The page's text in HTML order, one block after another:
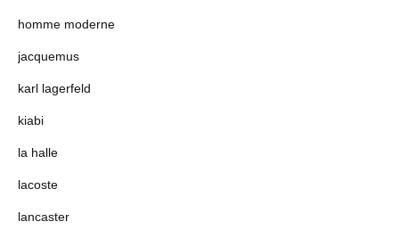
homme moderne
jacquemus
karl lagerfeld
kiabi
la halle
lacoste
lancaster